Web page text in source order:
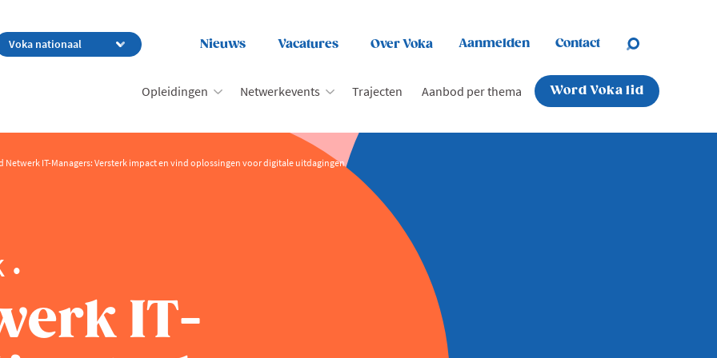
Nieuws Vacatures Over Voka Aanmelden Contact
Opleidingen Netwerkevents Trajecten Aanbod per thema Word Voka lid
Netwerk IT-Managers: Versterk impact en vind oplossingen voor digitale uitdagingen
IT-